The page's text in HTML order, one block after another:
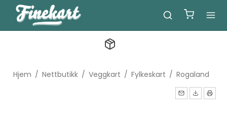
Hjem / Nettbutikk / Veggkart / Fylkeskart / Rogaland